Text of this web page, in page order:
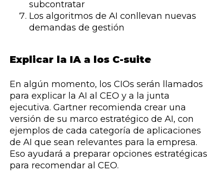
subcontratar
Los algoritmos de AI conllevan nuevas
demandas de gestión
Explicar la IA a los C-suite
En algún momento, los CIOs serán llamados
para explicar la AI al CEO y a la junta
ejecutiva. Gartner recomienda crear una
versión de su marco estratégico de AI, con
ejemplos de cada categoría de aplicaciones
de AI que sean relevantes para la empresa.
Eso ayudará a preparar opciones estratégicas
para recomendar al CEO.